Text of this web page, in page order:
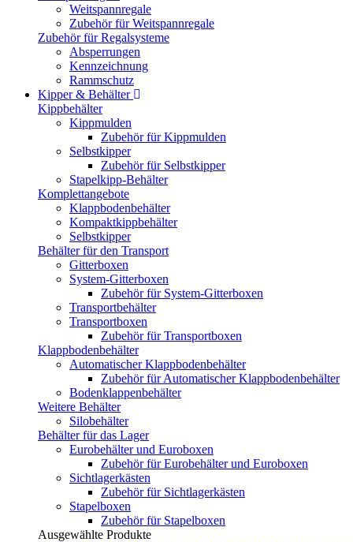
Weitspannregale
Zubehör für Weitspannregale
Zubehör für Regalsysteme
Absperrungen
Kennzeichnung
Rammschutz
Kipper & Behälter
Kippbehälter
Kippmulden
Zubehör für Kippmulden
Selbstkipper
Zubehör für Selbstkipper
Stapelkipp-Behälter
Komplettangebote
Klappbodenbehälter
Kompaktkippbehälter
Selbstkipper
Behälter für den Transport
Gitterboxen
System-Gitterboxen
Zubehör für System-Gitterboxen
Transportbehälter
Transportboxen
Zubehör für Transportboxen
Klappbodenbehälter
Automatischer Klappbodenbehälter
Zubehör für Automatischer Klappbodenbehälter
Bodenklappenbehälter
Weitere Behälter
Silobehälter
Behälter für das Lager
Eurobehälter und Euroboxen
Zubehör für Eurobehälter und Euroboxen
Sichtlagerkästen
Zubehör für Sichtlagerkästen
Stapelboxen
Zubehör für Stapelboxen
Ausgewählte Produkte